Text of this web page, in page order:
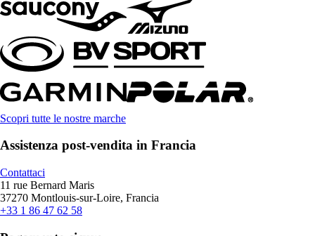
Scopri tutte le nostre marche
Assistenza post-vendita in Francia
Contattaci
11 rue Bernard Maris
37270 Montlouis-sur-Loire, Francia
+33 1 86 47 62 58